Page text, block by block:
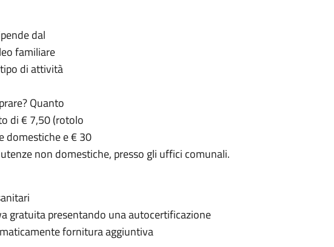
dal
familiare
di attività
Quanto
di € 7,50 (rotolo
domestiche e € 30
non domestiche, presso gli uffici comunali.
gratuita presentando una autocertificazione
fornitura aggiuntiva